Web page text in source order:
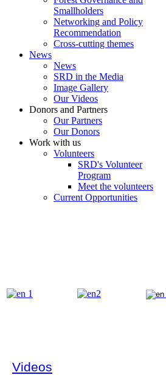
Smallholders
Networking and Policy
Recommendation
Cross-cutting themes
News
News
SRD in the Media
Image Gallery
Our Videos
Donors and Partners
Our Partners
Our Donors
Work with us
Volunteers
SRD's Volunteer
Program
Meet the volunteers
Current Opportunities
Videos